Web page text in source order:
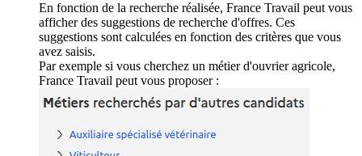
En fonction de la recherche réalisée, France Travail peut vous
afficher des suggestions de recherche d'offres. Ces
suggestions sont calculées en fonction des critères que vous
avez saisis.
Par exemple si vous cherchez un métier d'ouvrier agricole,
France Travail peut vous proposer :